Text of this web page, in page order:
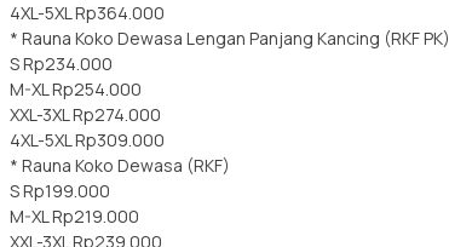
4XL-5XL Rp364.000
* Rauna Koko Dewasa Lengan Panjang Kancing (RKF PK)
S Rp234.000
M-XL Rp254.000
XXL-3XL Rp274.000
4XL-5XL Rp309.000
* Rauna Koko Dewasa (RKF)
S Rp199.000
M-XL Rp219.000
XXL-3XL Rp239.000